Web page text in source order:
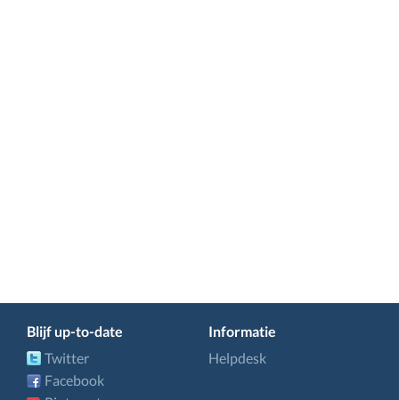
Blijf up-to-date
Twitter
Facebook
Informatie
Helpdesk